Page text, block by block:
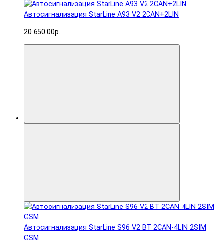
Автосигнализация StarLine A93 V2 2CAN+2LIN
20 650.00р.
Автосигнализация StarLine S96 V2 BT 2CAN-4LIN 2SIM
GSM